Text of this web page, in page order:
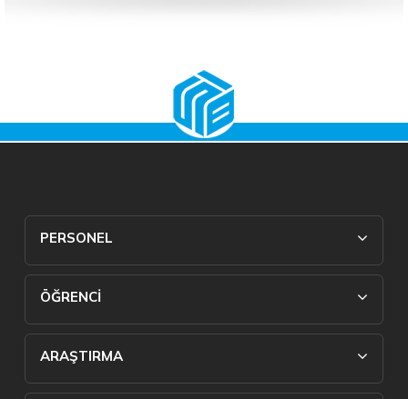
PERSONEL
ÖĞRENCİ
ARAŞTIRMA